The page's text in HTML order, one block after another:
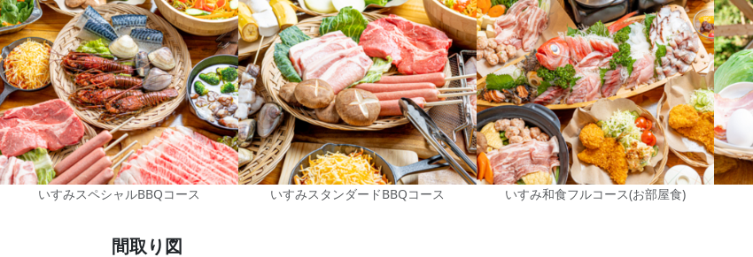
いすみスペシャルBBQコース いすみスタンダードBBQコース いすみ和食フルコース(お部屋食)
間取り図